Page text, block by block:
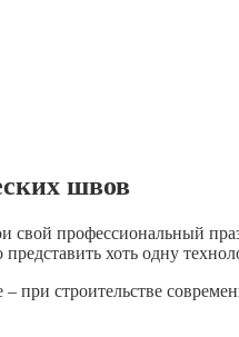
швов
свой профессиональный
хоть одну
– при строительстве